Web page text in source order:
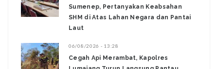
Sumenep, Pertanyakan Keabsahan
SHM di Atas Lahan Negara dan Pantai
Laut
06/08/2026 - 13:28
‎Cegah Api Merambat, Kapolres